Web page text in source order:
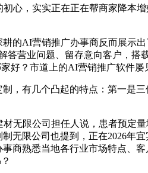
，实实正在正在帮商家降本
AI营销推广办事商反而展示
营业问题、留存意向客户，
好？市道上的AI营销推广软件屡
有几个凸起的特点：第一是
限公司担任人说，患者预定
无限公司也提到，正在2026年
商熟悉当地各行业市场特点、